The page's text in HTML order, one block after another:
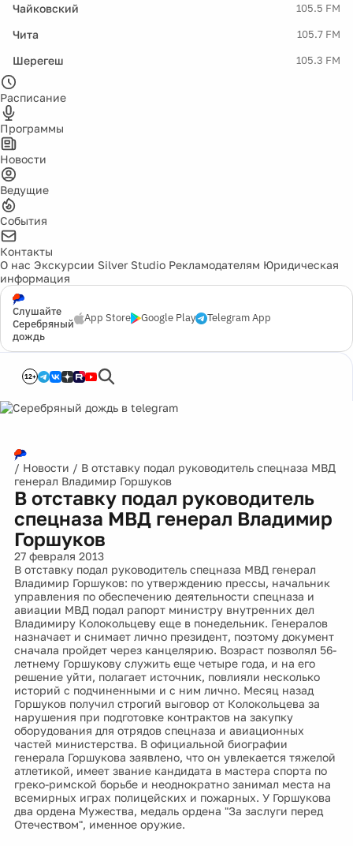
Чайковский 105.5 FM
Чита 105.7 FM
Шерегеш 105.3 FM
Расписание
Программы
Новости
Ведущие
События
Контакты
О нас Экскурсии Silver Studio Рекламодателям Юридическая
информация
Слушайте
Серебряный
дождь
App Store Google Play Telegram App
12+
/ Новости / В отставку подал руководитель спецназа МВД
генерал Владимир Горшуков
В отставку подал руководитель
спецназа МВД генерал Владимир
Горшуков
27 февраля 2013
В отставку подал руководитель спецназа МВД генерал
Владимир Горшуков: по утверждению прессы, начальник
управления по обеспечению деятельности спецназа и
авиации МВД подал рапорт министру внутренних дел
Владимиру Колокольцеву еще в понедельник. Генералов
назначает и снимает лично президент, поэтому документ
сначала пройдет через канцелярию. Возраст позволял 56-
летнему Горшукову служить еще четыре года, и на его
решение уйти, полагает источник, повлияли несколько
историй с подчиненными и с ним лично. Месяц назад
Горшуков получил строгий выговор от Колокольцева за
нарушения при подготовке контрактов на закупку
оборудования для отрядов спецназа и авиационных
частей министерства. В официальной биографии
генерала Горшукова заявлено, что он увлекается тяжелой
атлетикой, имеет звание кандидата в мастера спорта по
греко-римской борьбе и неоднократно занимал места на
всемирных играх полицейских и пожарных. У Горшукова
два ордена Мужества, медаль ордена "За заслуги перед
Отечеством", именное оружие.